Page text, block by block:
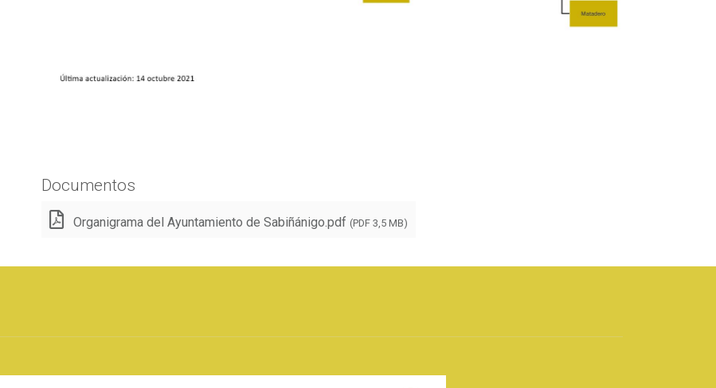
Documentos
Organigrama del Ayuntamiento de Sabiñánigo.pdf (PDF 3,5 MB)